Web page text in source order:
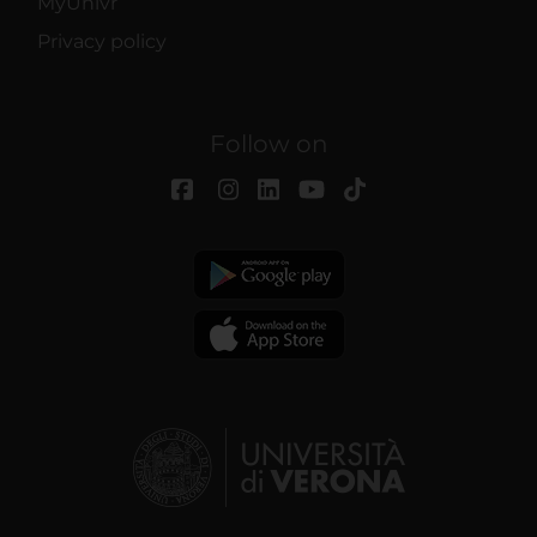
Privacy policy
Follow on